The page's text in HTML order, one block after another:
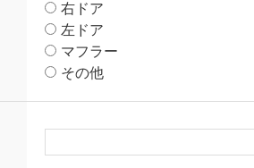
右ドア
左ドア
マフラー
その他